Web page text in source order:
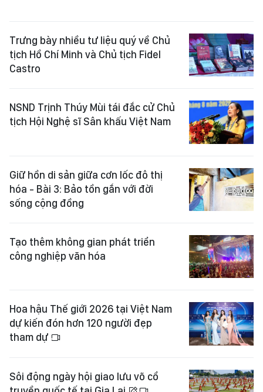
Trưng bày nhiều tư liệu quý về Chủ
tịch Hồ Chí Minh và Chủ tịch Fidel
Castro
NSND Trịnh Thúy Mùi tái đắc cử Chủ
tịch Hội Nghệ sĩ Sân khấu Việt Nam
Giữ hồn di sản giữa cơn lốc đô thị
hóa - Bài 3: Bảo tồn gắn với đời
sống cộng đồng
Tạo thêm không gian phát triển
công nghiệp văn hóa
Hoa hậu Thế giới 2026 tại Việt Nam
dự kiến đón hơn 120 người đẹp
tham dự
Sôi động ngày hội giao lưu võ cổ